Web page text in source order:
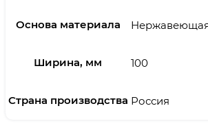
Основа материала Нержавеющая
Ширина, мм 100
Страна производства Россия